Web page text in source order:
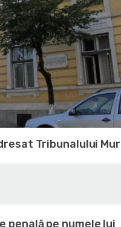
Tribunalului
penală pe numele lui